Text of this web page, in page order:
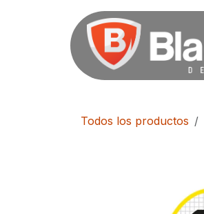
Todos los productos